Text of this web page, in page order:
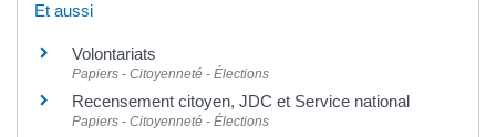
Et aussi
Volontariats
Papiers - Citoyenneté - Élections
Recensement citoyen, JDC et Service national
Papiers - Citoyenneté - Élections